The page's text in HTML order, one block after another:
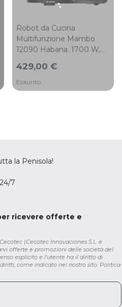
Robot da Cucina
Multifunzione Mambo
12090 Habana. 1700 W,
Schermo TFT Touch da 7",
Bilancia, Caraffa in Acciaio
Inox Lavabile in
429,00 €
Esaurito
la Penisola!
7
ricevere offerte e
(Cecotec Innovaciones S.L. e
offerte e promozioni delle società del
esplicito e l'utente ha il diritto di
come indicato nel nostro sito. Politica